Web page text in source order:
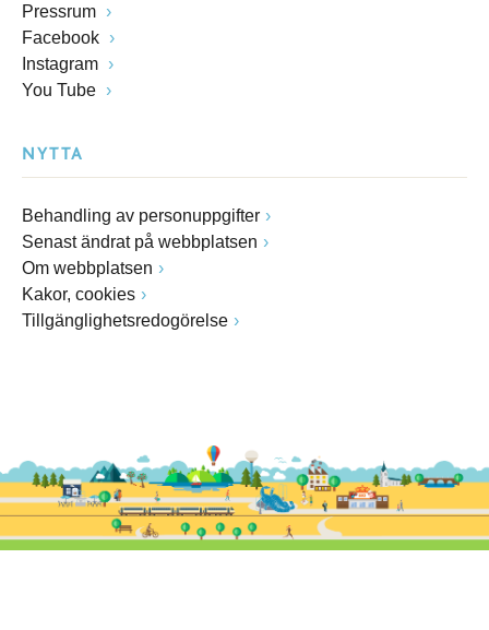
Pressrum
Facebook
Instagram
You Tube
NYTTA
Behandling av personuppgifter
Senast ändrat på webbplatsen
Om webbplatsen
Kakor, cookies
Tillgänglighetsredogörelse